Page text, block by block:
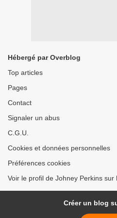
Hébergé par Overblog
Top articles
Pages
Contact
Signaler un abus
C.G.U.
Cookies et données personnelles
Préférences cookies
Voir le profil de Johney Perkins sur
Créer un blog